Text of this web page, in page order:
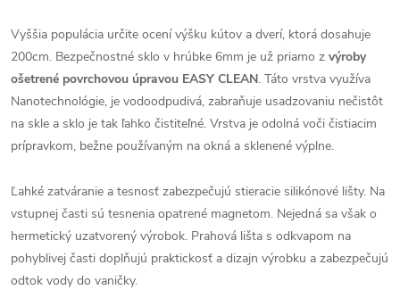
Vyššia populácia určite ocení výšku kútov a dverí, ktorá dosahuje
200cm. Bezpečnostné sklo v hrúbke 6mm je už priamo z výroby
ošetrené povrchovou úpravou EASY CLEAN. Táto vrstva využíva
Nanotechnológie, je vodoodpudivá, zabraňuje usadzovaniu nečistôt
na skle a sklo je tak ľahko čistiteľné. Vrstva je odolná voči čistiacim
prípravkom, bežne používaným na okná a sklenené výplne.
Ľahké zatváranie a tesnosť zabezpečujú stieracie silikónové lišty. Na
vstupnej časti sú tesnenia opatrené magnetom. Nejedná sa však o
hermetický uzatvorený výrobok. Prahová lišta s odkvapom na
pohyblivej časti doplňujú praktickosť a dizajn výrobku a zabezpečujú
odtok vody do vaničky.